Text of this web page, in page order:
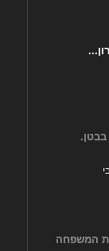
בבטן.
המשפחה